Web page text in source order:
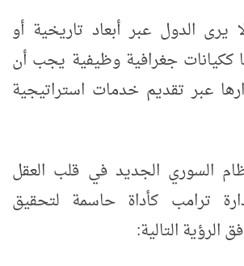
يرى الدول عبر أبعاد تاريخية أو
ككيانات جغرافية وظيفية يجب أن
عبر تقديم خدمات استراتيجية
السوري الجديد في قلب العقل
ترامب كأداة حاسمة لتحقيق
الرؤية التالية: